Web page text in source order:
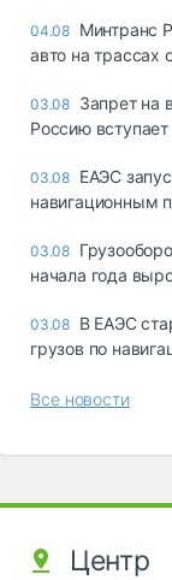
04.08 Минтранс
авто на трассах
03.08 Запрет на
Россию
03.08 ЕАЭС
навигационным
03.08
начала года
03.08 В ЕАЭС
грузов по
Все новости
Центр